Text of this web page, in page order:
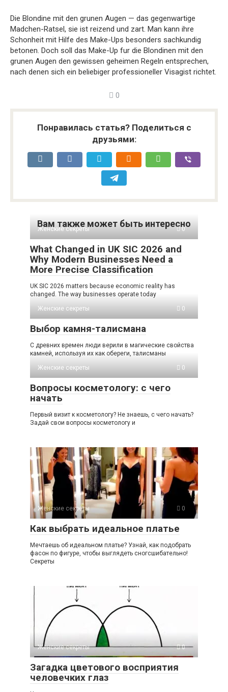
Die Blondine mit den grunen Augen — das gegenwartige
Madchen-Ratsel, sie ist reizend und zart. Man kann ihre
Schonheit mit Hilfe des Make-Ups besonders sachkundig
betonen. Doch soll das Make-Up fur die Blondinen mit den
grunen Augen den gewissen geheimen Regeln entsprechen,
nach denen sich ein beliebiger professioneller Visagist richtet.
0
Понравилась статья? Поделиться с
друзьями:
Вам также может быть интересно
Женские секреты 0
What Changed in UK SIC 2026 and
Why Modern Businesses Need a
More Precise Classification
UK SIC 2026 matters because economic reality has
changed. The way businesses operate today
Женские секреты
0
Выбор камня-талисмана
С древних времен люди верили в магические свойства
камней, используя их как обереги, талисманы
Женские секреты
0
Вопросы косметологу: с чего
начать
Первый визит к косметологу? Не знаешь, с чего начать?
Задай свои вопросы косметологу и
Женские секреты 0
Как выбрать идеальное платье
Мечтаешь об идеальном платье? Узнай, как подобрать
фасон по фигуре, чтобы выглядеть сногсшибательно!
Секреты
Женские секреты 0
Загадка цветового восприятия
человечких глаз